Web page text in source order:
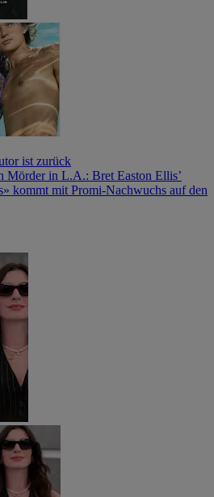
ist zurück
Mörder in L.A.: Bret Easton Ellis’
kommt mit Promi-Nachwuchs auf den